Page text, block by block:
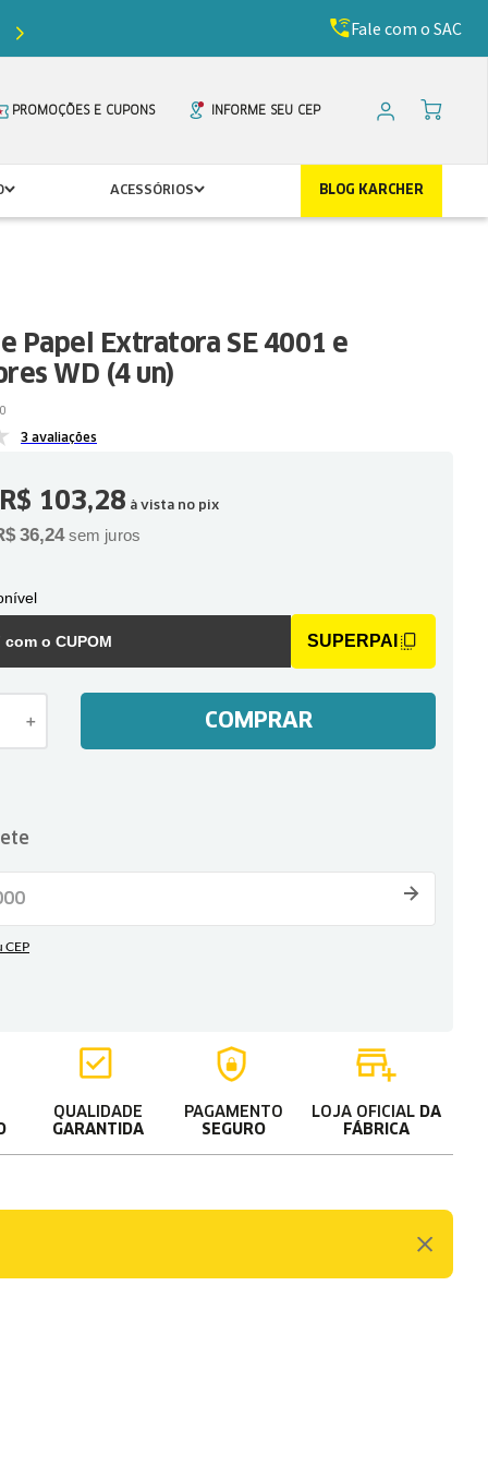
de desconto com o cupomFale com o SAC
PROMOÇÕES E CUPONS INFORME SEU CEP
ACESSÓRIOS BLOG KARCHER
Papel Extratora SE 4001 e
WD (4 un)
3 avaliações
103,28 à vista no pix
36,24sem juros
com o CUPOM SUPERPAI
＋ COMPRAR
QUALIDADE
GARANTIDA
PAGAMENTO
SEGURO
LOJA OFICIAL DA
FÁBRICA